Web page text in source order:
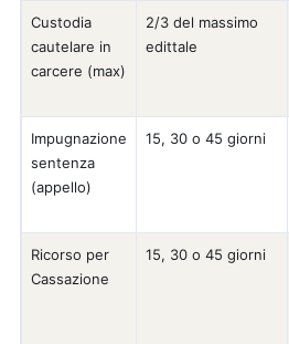
Custodia
cautelare in
carcere (max)
2/3 del massimo
edittale
Impugnazione
sentenza
(appello)
15, 30 o 45 giorni
Ricorso per
Cassazione
15, 30 o 45 giorni